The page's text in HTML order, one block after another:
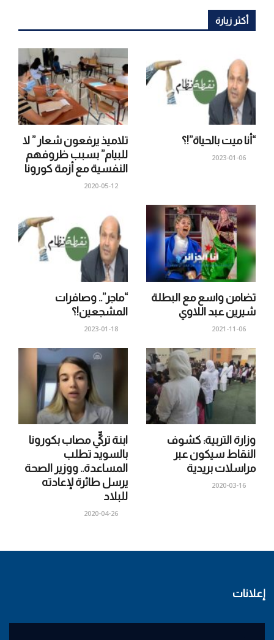
أكثر زيارة
تلاميذ يرفعون شعار ” لا
للبيام” بسبب ظروفهم
النفسية مع أزمة كورونا
2020-05-12
“أنا ميت بالحياة”!؟
2023-01-06
“ماجر”.. وصافرات
المشجعين!؟
2023-01-18
تضامن واسع مع البطلة
شيرين عبد اللاوي
2021-11-06
ابنة تركيٍّ مصاب بكورونا
بالسويد تطلب
المساعدة.. ووزير الصحة
يرسل طائرة لإعادته
للبلاد
2020-04-26
وزارة التربية: كشوف
النقاط سيكون عبر
مراسلات بريدية
2020-03-16
إعلانات